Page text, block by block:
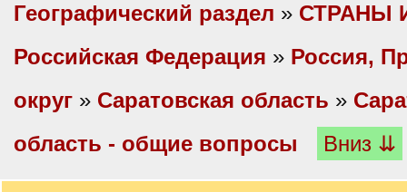
Географический раздел » СТРАНЫ
Российская Федерация » Россия,
округ » Саратовская область »
область - общие вопросы
Вниз ⇊